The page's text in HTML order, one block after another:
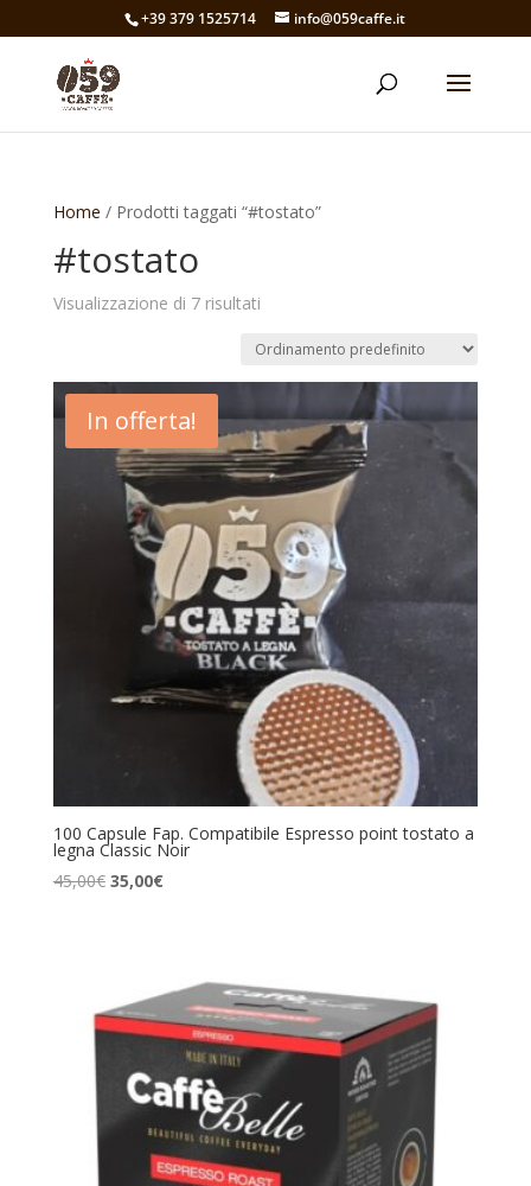
+39 379 1525714 info@059caffe.it
Home / Prodotti taggati “#tostato”
#tostato
Visualizzazione di 7 risultati
In offerta!
100 Capsule Fap. Compatibile Espresso point tostato a
legna Classic Noir
45,00€ Il
45,00€.
35,00€Il
35,00€.